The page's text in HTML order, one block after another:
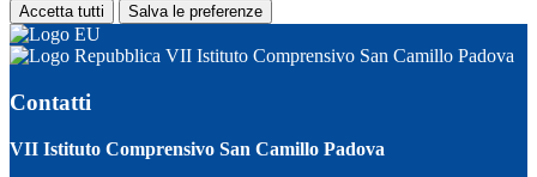
Accetta tutti Salva le preferenze
VII Istituto Comprensivo San Camillo Padova
Contatti
VII Istituto Comprensivo San Camillo Padova